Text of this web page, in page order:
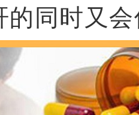
的同时又